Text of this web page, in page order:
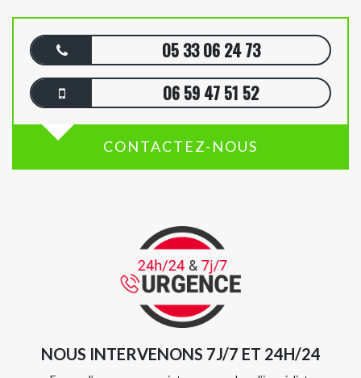
05 33 06 24 73
06 59 47 51 52
CONTACTEZ-NOUS
NOUS INTERVENONS 7J/7 ET 24H/24